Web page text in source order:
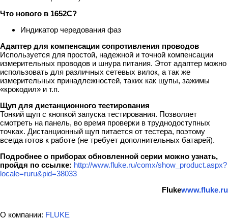
Что нового в 1652C?
Индикатор чередования фаз
Адаптер для компенсации сопротивления проводов
Используется для простой, надежной и точной компенсации
измерительных проводов и шнура питания. Этот адаптер можно
использовать для различных сетевых вилок, а так же
измерительных принадлежностей, таких как щупы, зажимы
«крокодил» и т.п.
Щуп для дистанционного тестирования
Тонкий щуп с кнопкой запуска тестирования. Позволяет
смотреть на панель, во время проверки в труднодоступных
точках. Дистанционный щуп питается от тестера, поэтому
всегда готов к работе (не требует дополнительных батарей).
Подробнее о приборах обновленной серии можно узнать,
пройдя по ссылке: http://www.fluke.ru/comx/show_product.aspx?
locale=ruru&pid=38033
Flukewww.fluke.ru
О компании: FLUKE